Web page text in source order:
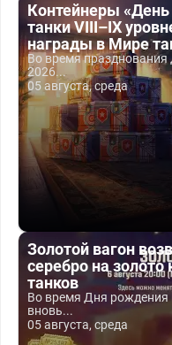
Контейнеры
танки VIII–IX
награды в Мире
Во время
2026...
05 августа, среда
Золотой вагон
серебро на
танков
Во время Дня рождения
вновь...
05 августа, среда